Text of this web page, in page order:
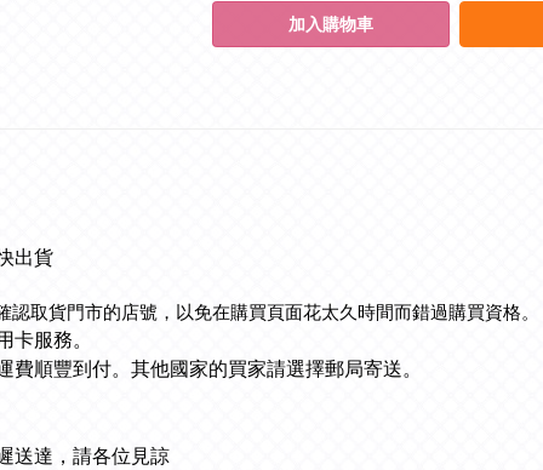
加入購物車
出貨
認取貨門市的店號， 以免在購買頁面花太久時間而錯過購買資格。
服務。
順豐到付。其他國家的買家請選擇郵局寄送。
送達，請各位見諒